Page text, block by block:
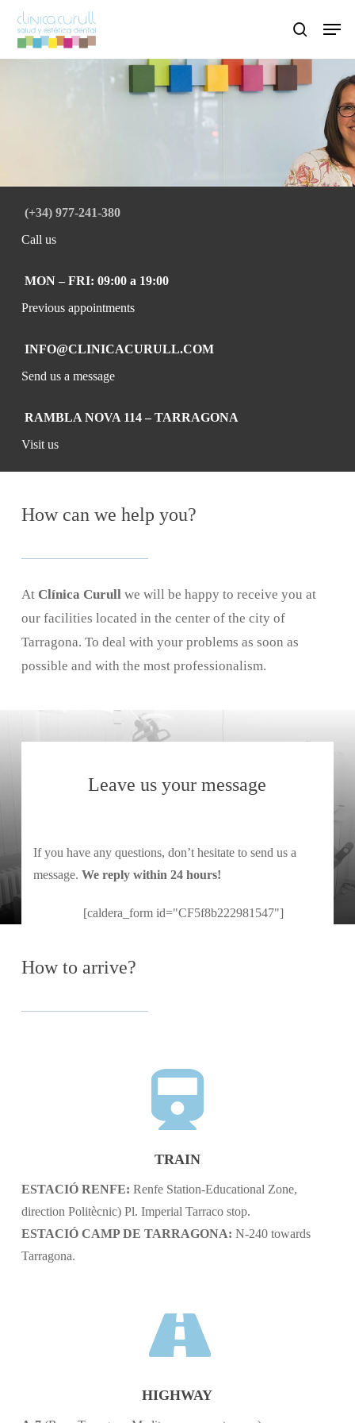
search
Menu
(+34) 977-241-380
Call us
MON – FRI: 09:00 a 19:00
Previous appointments
INFO@CLINICACURULL.COM
Send us a message
RAMBLA NOVA 114 – TARRAGONA
Visit us
How can we help you?
At Clínica Curull we will be happy to receive you at
our facilities located in the center of the city of
Tarragona. To deal with your problems as soon as
possible and with the most professionalism.
Leave usyour message
If you have any questions, don’t hesitate to send us a
message. We reply within 24 hours!
[caldera_form id="CF5f8b222981547"]
Howto arrive?
TRAIN
ESTACIÓ RENFE: Renfe Station-Educational Zone,
direction Politècnic) Pl. Imperial Tarraco stop.
ESTACIÓ CAMP DE TARRAGONA: N-240 towards
Tarragona.
HIGHWAY